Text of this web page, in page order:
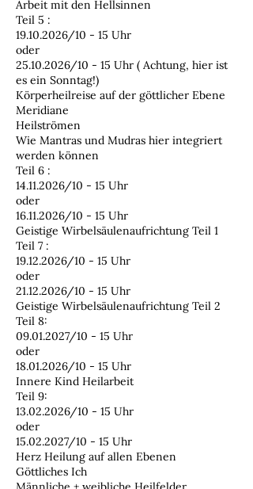
Arbeit mit den Hellsinnen
Teil 5 :
19.10.2026/10 - 15 Uhr
oder
25.10.2026/10 - 15 Uhr ( Achtung, hier ist
es ein Sonntag!)
Körperheilreise auf der göttlicher Ebene
Meridiane
Heilströmen
Wie Mantras und Mudras hier integriert
werden können
Teil 6 :
14.11.2026/10 - 15 Uhr
oder
16.11.2026/10 - 15 Uhr
Geistige Wirbelsäulenaufrichtung Teil 1
Teil 7 :
19.12.2026/10 - 15 Uhr
oder
21.12.2026/10 - 15 Uhr
Geistige Wirbelsäulenaufrichtung Teil 2
Teil 8:
09.01.2027/10 - 15 Uhr
oder
18.01.2026/10 - 15 Uhr
Innere Kind Heilarbeit
Teil 9:
13.02.2026/10 - 15 Uhr
oder
15.02.2027/10 - 15 Uhr
Herz Heilung auf allen Ebenen
Göttliches Ich